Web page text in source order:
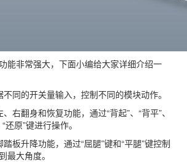
能非常强大，下面小编给大家详细介绍一
同的开关量输入，控制不同的模块动作。
右翻身和恢复功能，通过“背起”、“背平”、
还原”键进行操作。
踏板升降功能，通过“屈腿”键和“平腿”键控制
最大角度。